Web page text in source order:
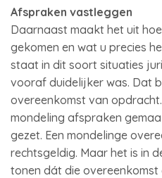
Afspraken vastleggen
Daarnaast maakt het uit
gekomen en wat u precies
staat in dit soort situaties
vooraf duidelijker was. Dat
overeenkomst van
mondeling afspraken
gezet. Een mondelinge
rechtsgeldig. Maar het is in
tonen dát die overeenkomst